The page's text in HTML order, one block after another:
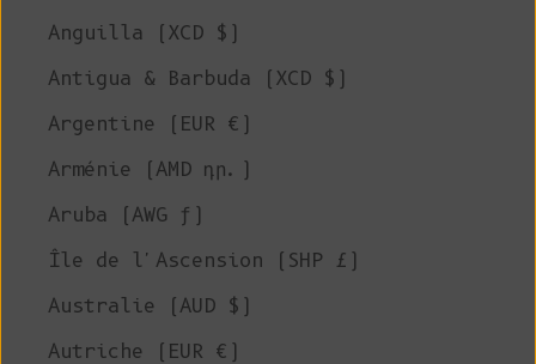
Anguilla (XCD $)
Antigua & Barbuda (XCD $)
Argentine (EUR €)
Arménie (AMD դր.)
Aruba (AWG ƒ)
Île de l'Ascension (SHP £)
Australie (AUD $)
Autriche (EUR €)